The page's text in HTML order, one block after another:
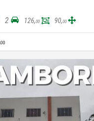
2 126,00 90,00
00